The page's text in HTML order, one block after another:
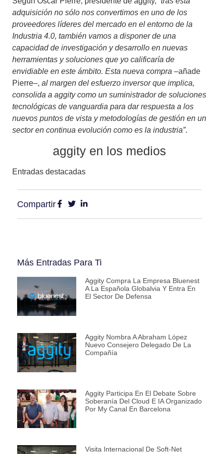
adquisición no sólo nos convertimos en uno de los
proveedores líderes del mercado en el entorno de la
Industria 4.0, también vamos a disponer de una
capacidad de investigación y desarrollo en nuevas
herramientas y soluciones que yo calificaría de
envidiable en este ámbito. Esta nueva compra –añade
Pierre–, al margen del esfuerzo inversor que implica,
consolida a aggity como un suministrador de soluciones
tecnológicas de vanguardia para dar respuesta a los
nuevos puntos de vista y metodologías de gestión en un
sector en continua evolución como es la industria”.
aggity en los medios
Entradas destacadas
Compartir
Más Entradas Para Ti
Aggity Compra La Empresa Bluenest
A La Española Globalvia Y Entra En
El Sector De Defensa
Aggity Nombra A Abraham López
Nuevo Consejero Delegado De La
Compañía
Aggity Participa En El Debate Sobre
Soberanía Del Cloud E IA Organizado
Por My Canal En Barcelona
Visita Internacional De Soft-Net